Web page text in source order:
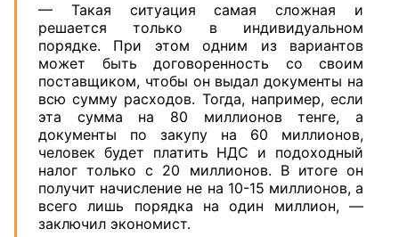
— Такая ситуация самая сложная и
решается только в индивидуальном
порядке. При этом одним из вариантов
может быть договоренность со своим
поставщиком, чтобы он выдал документы на
всю сумму расходов. Тогда, например, если
эта сумма на 80 миллионов тенге, а
документы по закупу на 60 миллионов,
человек будет платить НДС и подоходный
налог только с 20 миллионов. В итоге он
получит начисление не на 10-15 миллионов, а
всего лишь порядка на один миллион, —
заключил экономист.